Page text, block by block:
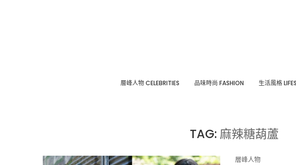
層峰⼈物 CELEBRITIES 品味時尚 FASHION ⽣活風格
TAG:麻辣糖葫蘆
層峰⼈物